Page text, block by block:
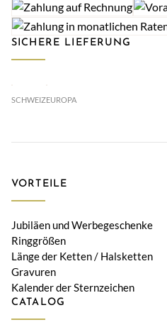
SICHERE LIEFERUNG
SCHWEIZEUROPA
VORTEILE
Jubiläen und Werbegeschenke
Ringgrößen
Länge der Ketten / Halsketten
Gravuren
Kalender der Sternzeichen
CATALOG